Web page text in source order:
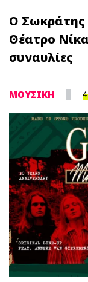
Ο Σωκράτης
Θέατρο
συναυλίες
ΜΟΥΣΙΚΗ